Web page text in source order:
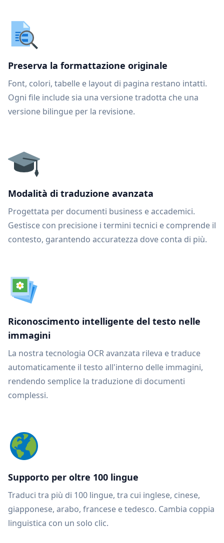
Preserva la formattazione originale
Font, colori, tabelle e layout di pagina restano intatti.
Ogni file include sia una versione tradotta che una
versione bilingue per la revisione.
Modalità di traduzione avanzata
Progettata per documenti business e accademici.
Gestisce con precisione i termini tecnici e comprende il
contesto, garantendo accuratezza dove conta di più.
Riconoscimento intelligente del testo nelle
immagini
La nostra tecnologia OCR avanzata rileva e traduce
automaticamente il testo all'interno delle immagini,
rendendo semplice la traduzione di documenti
complessi.
Supporto per oltre 100 lingue
Traduci tra più di 100 lingue, tra cui inglese, cinese,
giapponese, arabo, francese e tedesco. Cambia coppia
linguistica con un solo clic.